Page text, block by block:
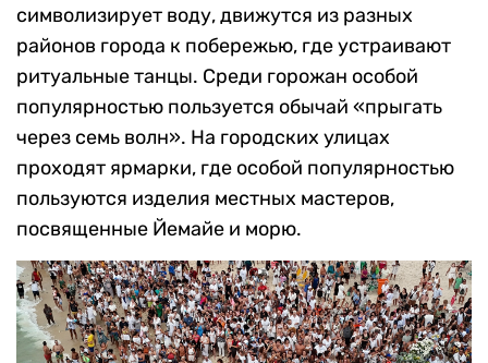
символизирует воду, движутся из разных
районов города к побережью, где устраивают
ритуальные танцы. Среди горожан особой
популярностью пользуется обычай «прыгать
через семь волн». На городских улицах
проходят ярмарки, где особой популярностью
пользуются изделия местных мастеров,
посвященные Йемайе и морю.